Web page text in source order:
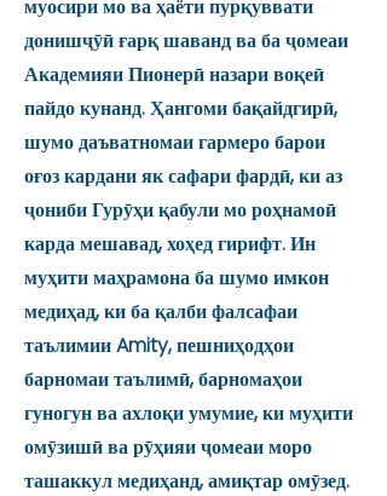
муосири мо ва ҳаёти пурқуввати
донишҷӯӣ ғарқ шаванд ва ба ҷомеаи
Академияи Пионерӣ назари воқеӣ
пайдо кунанд. Ҳангоми бақайдгирӣ,
шумо даъватномаи гармеро барои
оғоз кардани як сафари фардӣ, ки аз
ҷониби Гурӯҳи қабули мо роҳнамоӣ
карда мешавад, хоҳед гирифт. Ин
муҳити маҳрамона ба шумо имкон
медиҳад, ки ба қалби фалсафаи
таълимии Amity, пешниҳодҳои
барномаи таълимӣ, барномаҳои
гуногун ва ахлоқи умумие, ки муҳити
омӯзишӣ ва рӯҳияи ҷомеаи моро
ташаккул медиҳанд, амиқтар омӯзед.